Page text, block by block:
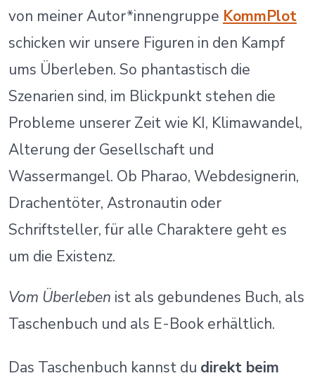
von meiner Autor*innengruppe KommPlot
schicken wir unsere Figuren in den Kampf
ums Überleben. So phantastisch die
Szenarien sind, im Blickpunkt stehen die
Probleme unserer Zeit wie KI, Klimawandel,
Alterung der Gesellschaft und
Wassermangel. Ob Pharao, Webdesignerin,
Drachentöter, Astronautin oder
Schriftsteller, für alle Charaktere geht es
um die Existenz.
Vom Überleben ist als gebundenes Buch, als
Taschenbuch und als E-Book erhältlich.
Das Taschenbuch kannst du direkt beim